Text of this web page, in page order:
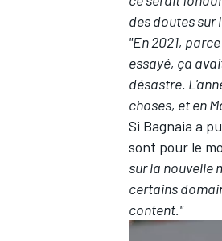
des doutes sur
"En 2021,
essayé, ça
désastre.
choses, et en
Si Bagnaia a
sont pour le
sur la nouvelle
certains
content."